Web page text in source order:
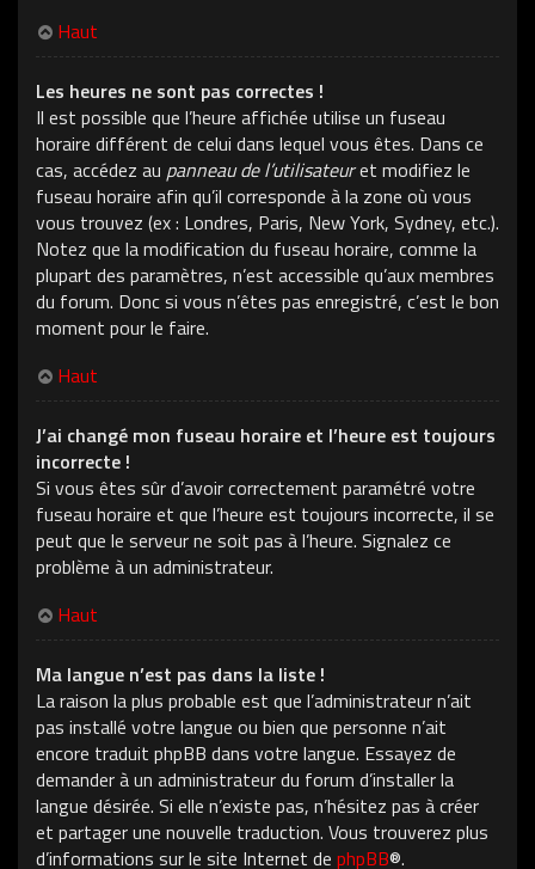
Haut
Les heures ne sont pas correctes !
Il est possible que l’heure affichée utilise un fuseau
horaire différent de celui dans lequel vous êtes. Dans ce
cas, accédez au panneau de l’utilisateuret modifiez le
fuseau horaire afin qu’il corresponde à la zone où vous
vous trouvez (ex : Londres, Paris, New York, Sydney, etc.).
Notez que la modification du fuseau horaire, comme la
plupart des paramètres, n’est accessible qu’aux membres
du forum. Donc si vous n’êtes pas enregistré, c’est le bon
moment pour le faire.
Haut
J’ai changé mon fuseau horaire et l’heure est toujours
incorrecte !
Si vous êtes sûr d’avoir correctement paramétré votre
fuseau horaire et que l’heure est toujours incorrecte, il se
peut que le serveur ne soit pas à l’heure. Signalez ce
problème à un administrateur.
Haut
Ma langue n’est pas dans la liste !
La raison la plus probable est que l’administrateur n’ait
pas installé votre langue ou bien que personne n’ait
encore traduit phpBB dans votre langue. Essayez de
demander à un administrateur du forum d’installer la
langue désirée. Si elle n’existe pas, n’hésitez pas à créer
et partager une nouvelle traduction. Vous trouverez plus
d’informations sur le site Internet de phpBB®.